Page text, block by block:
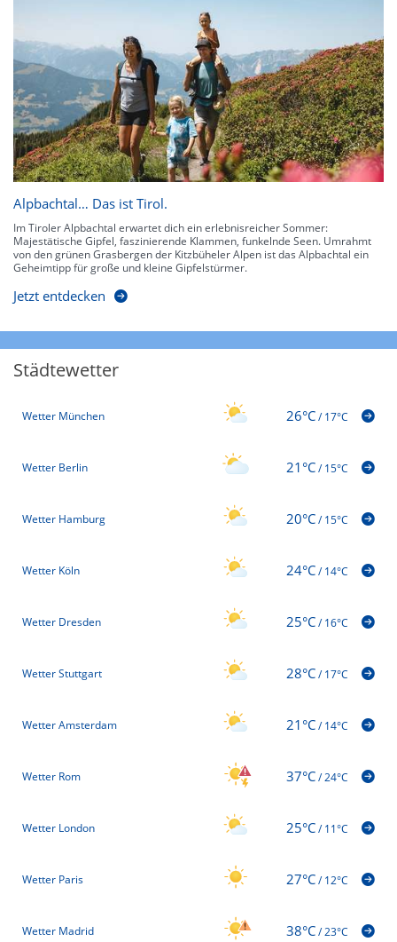
Alpbachtal… Das ist Tirol.
Im Tiroler Alpbachtal erwartet dich ein erlebnisreicher Sommer:
Majestätische Gipfel, faszinierende Klammen, funkelnde Seen. Umrahmt
von den grünen Grasbergen der Kitzbüheler Alpen ist das Alpbachtal ein
Geheimtipp für große und kleine Gipfelstürmer.
Jetzt entdecken
Städtewetter
Wetter München 26°C/17°C
Wetter Berlin 21°C/15°C
Wetter Hamburg 20°C/15°C
Wetter Köln 24°C/14°C
Wetter Dresden 25°C/16°C
Wetter Stuttgart 28°C/17°C
Wetter Amsterdam 21°C/14°C
Wetter Rom 37°C/24°C
Wetter London 25°C/11°C
Wetter Paris 27°C/12°C
Wetter Madrid 38°C/23°C